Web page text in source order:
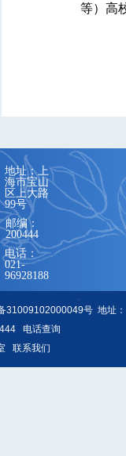
等）高
地址：上
海市宝山
区上大路
99号
邮编：
200444
电话：
021-
96928188
31009102000049号地址：
电话查询
联系我们